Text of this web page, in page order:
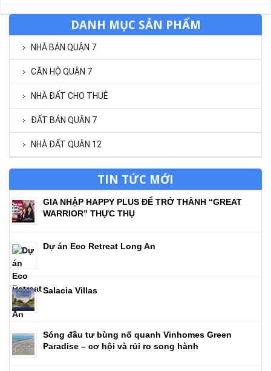
DANH MỤC SẢN PHẨM
NHÀ BÁN QUẬN 7
CĂN HỘ QUẬN 7
NHÀ ĐẤT CHO THUÊ
ĐẤT BÁN QUẬN 7
NHÀ ĐẤT QUẬN 12
TIN TỨC MỚI
GIA NHẬP HAPPY PLUS ĐỂ TRỞ THÀNH “GREAT
WARRIOR” THỰC THỤ
Dự án Eco Retreat Long An
Salacia Villas
Sóng đầu tư bùng nổ quanh Vinhomes Green
Paradise – cơ hội và rủi ro song hành